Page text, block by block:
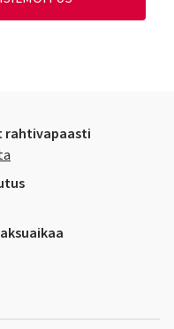
rahtivapaasti